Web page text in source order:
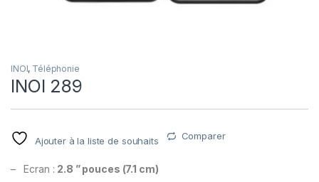
INOI, Téléphonie
INOI 289
Ajouter à la liste de souhaits Comparer
– Ecran : 2.8 ” pouces (7.1 cm)